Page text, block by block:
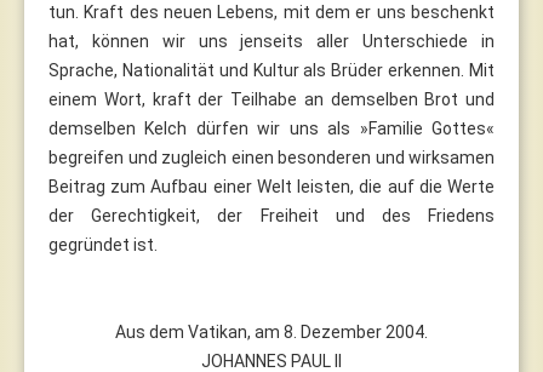
tun. Kraft des neuen Lebens, mit dem er uns beschenkt
hat, können wir uns jenseits aller Unterschiede in
Sprache, Nationalität und Kultur als Brüder erkennen. Mit
einem Wort, kraft der Teilhabe an demselben Brot und
demselben Kelch dürfen wir uns als »Familie Gottes«
begreifen und zugleich einen besonderen und wirksamen
Beitrag zum Aufbau einer Welt leisten, die auf die Werte
der Gerechtigkeit, der Freiheit und des Friedens
gegründet ist.
Aus dem Vatikan, am 8. Dezember 2004.
JOHANNES PAUL II